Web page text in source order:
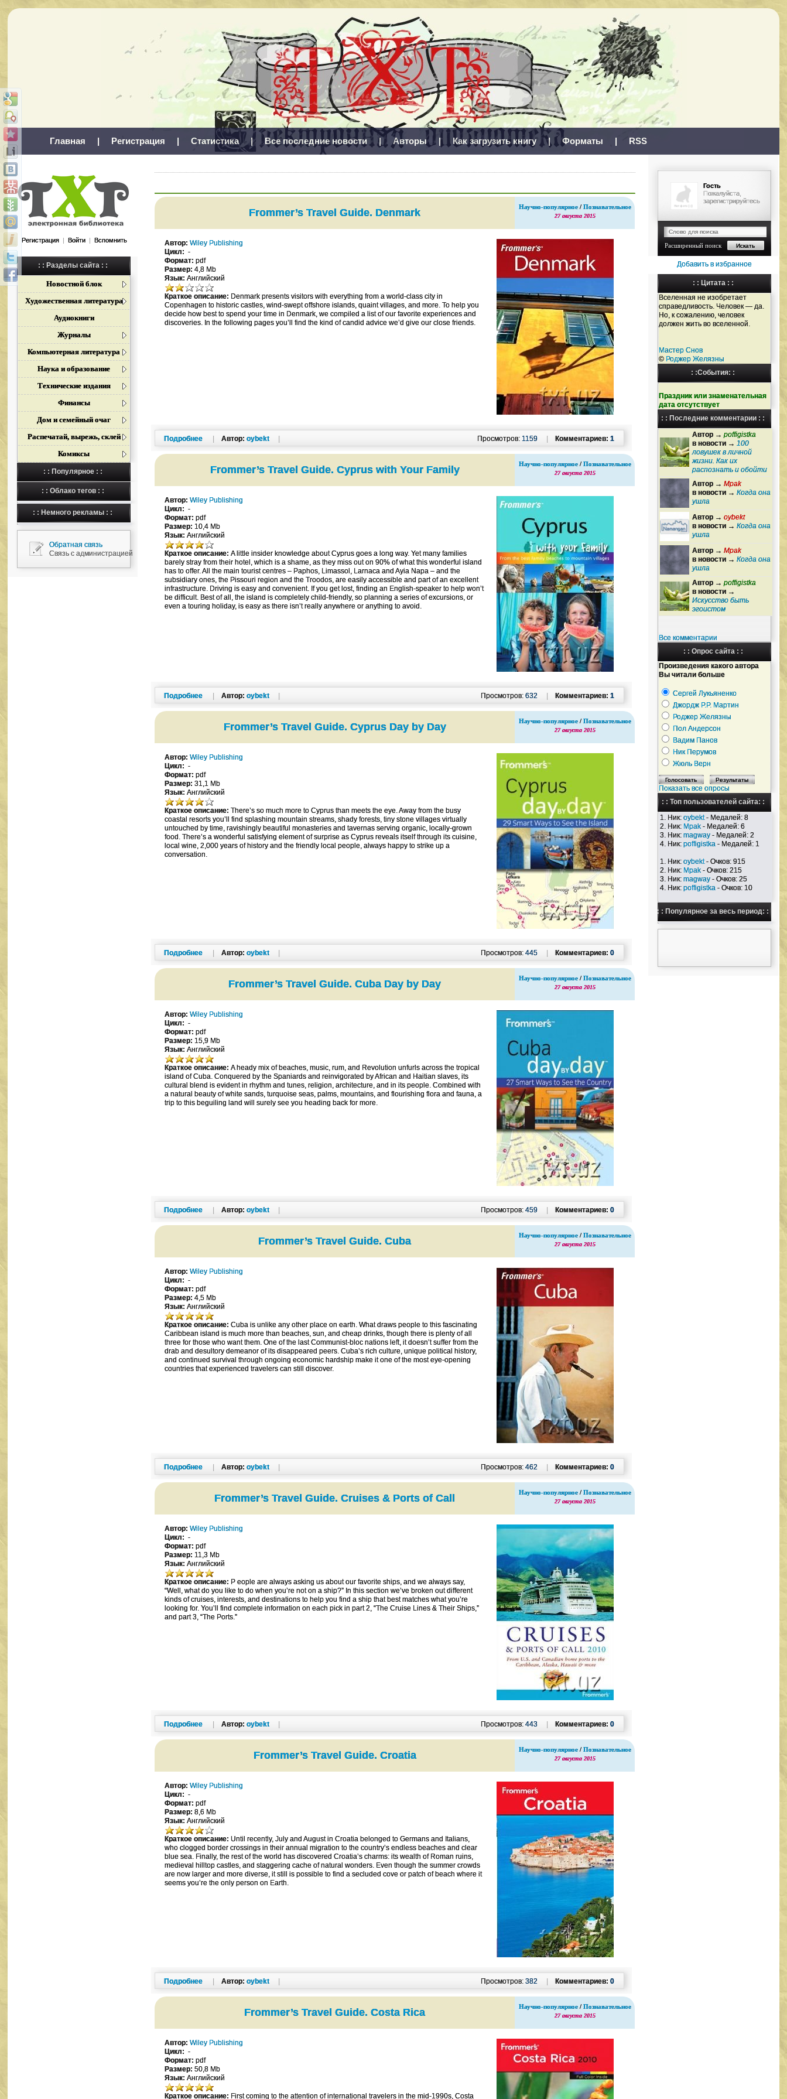
Главная | Регистрация | Статистика | Все последние новости | Авторы | Как загрузить книгу | Форматы | RSS
Регистрация | Войти | Вспомнить
: : Разделы сайта : :
Новостной блок
Художественная литература
Аудиокниги
Журналы
Компьютерная литература
Наука и образование
Технические издания
Финансы
Дом и семейный очаг
Распечатай, вырежь, склей
Комиксы
: : Популярное : :
: : Облако тегов : :
: : Немного рекламы : :
Обратная связь
Связь с администрацией
Гость
Пожалуйста,
зарегистрируйтесь
Расширенный поиск
Добавить в избранное
: : Цитата : :
Вселенная не изобретает
справедливость. Человек — да.
Но, к сожалению, человек
должен жить во вселенной.
Мастер Снов
© Роджер Желязны
: :События: :
Праздник или знаменательная
дата отсутствует
: : Последние комментарии : :
Автор → poffigistka
в новости → 100
ловушек в личной
жизни. Как их
распознать и обойти
Автор → Mpak
в новости → Когда она
ушла
Автор → oybekt
в новости → Когда она
ушла
Автор → Mpak
в новости → Когда она
ушла
Автор → poffigistka
в новости →
Искусство быть
эгоистом
Все комментарии
: : Опрос сайта : :
Произведения какого автора
Вы читали больше
Сергей Лукьяненко
Джордж Р.Р. Мартин
Роджер Желязны
Пол Андерсон
Вадим Панов
Ник Перумов
Жюль Верн
Показать все опросы
: : Топ пользователей сайта: :
1. Ник: oybekt- Медалей: 8
2. Ник: Mpak- Медалей: 6
3. Ник: magway- Медалей: 2
4. Ник: poffigistka- Медалей: 1
1. Ник: oybekt- Очков: 915
2. Ник: Mpak- Очков: 215
3. Ник: magway- Очков: 25
4. Ник: poffigistka- Очков: 10
: : Популярное за весь период: :
Frommer’s Travel Guide. Denmark Научно-популярное/ Познавательное
27 августа 2015
Автор: Wiley Publishing
Цикл: -
Формат: pdf
Размер: 4,8 Mb
Язык: Английский
Краткое описание: Denmark presents visitors with everything from a world-class city in
Copenhagen to historic castles, wind-swept offshore islands, quaint villages, and more. To help you
decide how best to spend your time in Denmark, we compiled a list of our favorite experiences and
discoveries. In the following pages you’ll find the kind of candid advice we’d give our close friends.
Подробнее Автор:oybekt Комментариев: 1
Просмотров: 1159
Frommer’s Travel Guide. Cyprus with Your Family Научно-популярное/ Познавательное
27 августа 2015
Автор: Wiley Publishing
Цикл: -
Формат: pdf
Размер: 10,4 Mb
Язык: Английский
Краткое описание: A little insider knowledge about Cyprus goes a long way. Yet many families
barely stray from their hotel, which is a shame, as they miss out on 90% of what this wonderful island
has to offer. All the main tourist centres – Paphos, Limassol, Larnaca and Ayia Napa – and the
subsidiary ones, the Pissouri region and the Troodos, are easily accessible and part of an excellent
infrastructure. Driving is easy and convenient. If you get lost, finding an English-speaker to help won’t
be difficult. Best of all, the island is completely child-friendly, so planning a series of excursions, or
even a touring holiday, is easy as there isn’t really anywhere or anything to avoid.
Подробнее Автор:oybekt Комментариев: 1
Просмотров: 632
Frommer’s Travel Guide. Cyprus Day by Day Научно-популярное/ Познавательное
27 августа 2015
Автор: Wiley Publishing
Цикл: -
Формат: pdf
Размер: 31,1 Mb
Язык: Английский
Краткое описание: There’s so much more to Cyprus than meets the eye. Away from the busy
coastal resorts you’ll find splashing mountain streams, shady forests, tiny stone villages virtually
untouched by time, ravishingly beautiful monasteries and tavernas serving organic, locally-grown
food. There’s a wonderful satisfying element of surprise as Cyprus reveals itself through its cuisine,
local wine, 2,000 years of history and the friendly local people, always happy to strike up a
conversation.
Подробнее Автор:oybekt Комментариев: 0
Просмотров: 445
Frommer’s Travel Guide. Cuba Day by Day Научно-популярное/ Познавательное
27 августа 2015
Автор: Wiley Publishing
Цикл: -
Формат: pdf
Размер: 15,9 Mb
Язык: Английский
Краткое описание: A heady mix of beaches, music, rum, and Revolution unfurls across the tropical
island of Cuba. Conquered by the Spaniards and reinvigorated by African and Haitian slaves, its
cultural blend is evident in rhythm and tunes, religion, architecture, and in its people. Combined with
a natural beauty of white sands, turquoise seas, palms, mountains, and flourishing flora and fauna, a
trip to this beguiling land will surely see you heading back for more.
Подробнее Автор:oybekt Комментариев: 0
Просмотров: 459
Frommer’s Travel Guide. Cuba Научно-популярное/ Познавательное
27 августа 2015
Автор: Wiley Publishing
Цикл: -
Формат: pdf
Размер: 4,5 Mb
Язык: Английский
Краткое описание: Cuba is unlike any other place on earth. What draws people to this fascinating
Caribbean island is much more than beaches, sun, and cheap drinks, though there is plenty of all
three for those who want them. One of the last Communist-bloc nations left, it doesn’t suffer from the
drab and desultory demeanor of its disappeared peers. Cuba’s rich culture, unique political history,
and continued survival through ongoing economic hardship make it one of the most eye-opening
countries that experienced travelers can still discover.
Подробнее Автор:oybekt Комментариев: 0
Просмотров: 462
Frommer’s Travel Guide. Cruises & Ports of Call Научно-популярное/ Познавательное
27 августа 2015
Автор: Wiley Publishing
Цикл: -
Формат: pdf
Размер: 11,3 Mb
Язык: Английский
Краткое описание: P eople are always asking us about our favorite ships, and we always say,
“Well, what do you like to do when you’re not on a ship?” In this section we’ve broken out different
kinds of cruises, interests, and destinations to help you find a ship that best matches what you’re
looking for. You’ll find complete information on each pick in part 2, “The Cruise Lines & Their Ships,”
and part 3, “The Ports.”
Подробнее Автор:oybekt Комментариев: 0
Просмотров: 443
Frommer’s Travel Guide. Croatia Научно-популярное/ Познавательное
27 августа 2015
Автор: Wiley Publishing
Цикл: -
Формат: pdf
Размер: 8,6 Mb
Язык: Английский
Краткое описание: Until recently, July and August in Croatia belonged to Germans and Italians,
who clogged border crossings in their annual migration to the country’s endless beaches and clear
blue sea. Finally, the rest of the world has discovered Croatia’s charms: its wealth of Roman ruins,
medieval hilltop castles, and staggering cache of natural wonders. Even though the summer crowds
are now larger and more diverse, it still is possible to find a secluded cove or patch of beach where it
seems you’re the only person on Earth.
Подробнее Автор:oybekt Комментариев: 0
Просмотров: 382
Frommer’s Travel Guide. Costa Rica Научно-популярное/ Познавательное
27 августа 2015
Автор: Wiley Publishing
Цикл: -
Формат: pdf
Размер: 50,8 Mb
Язык: Английский
Краткое описание: First coming to the attention of international travelers in the mid-1990s, Costa